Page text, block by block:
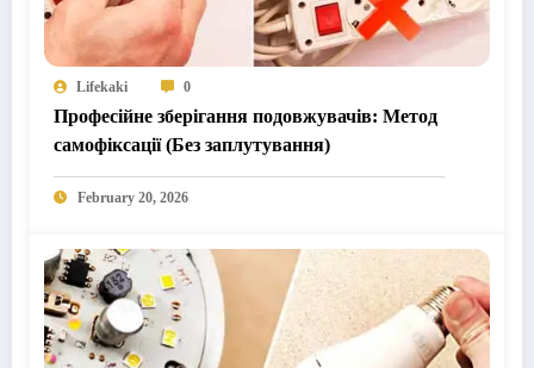
Lifekaki 0
Професійне зберігання подовжувачів: Метод
самофіксації (Без заплутування)
February 20, 2026